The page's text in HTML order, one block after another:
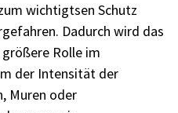
wichtigtsen Schutz
Dadurch wird das
Rolle im
der Intensität der
Muren oder